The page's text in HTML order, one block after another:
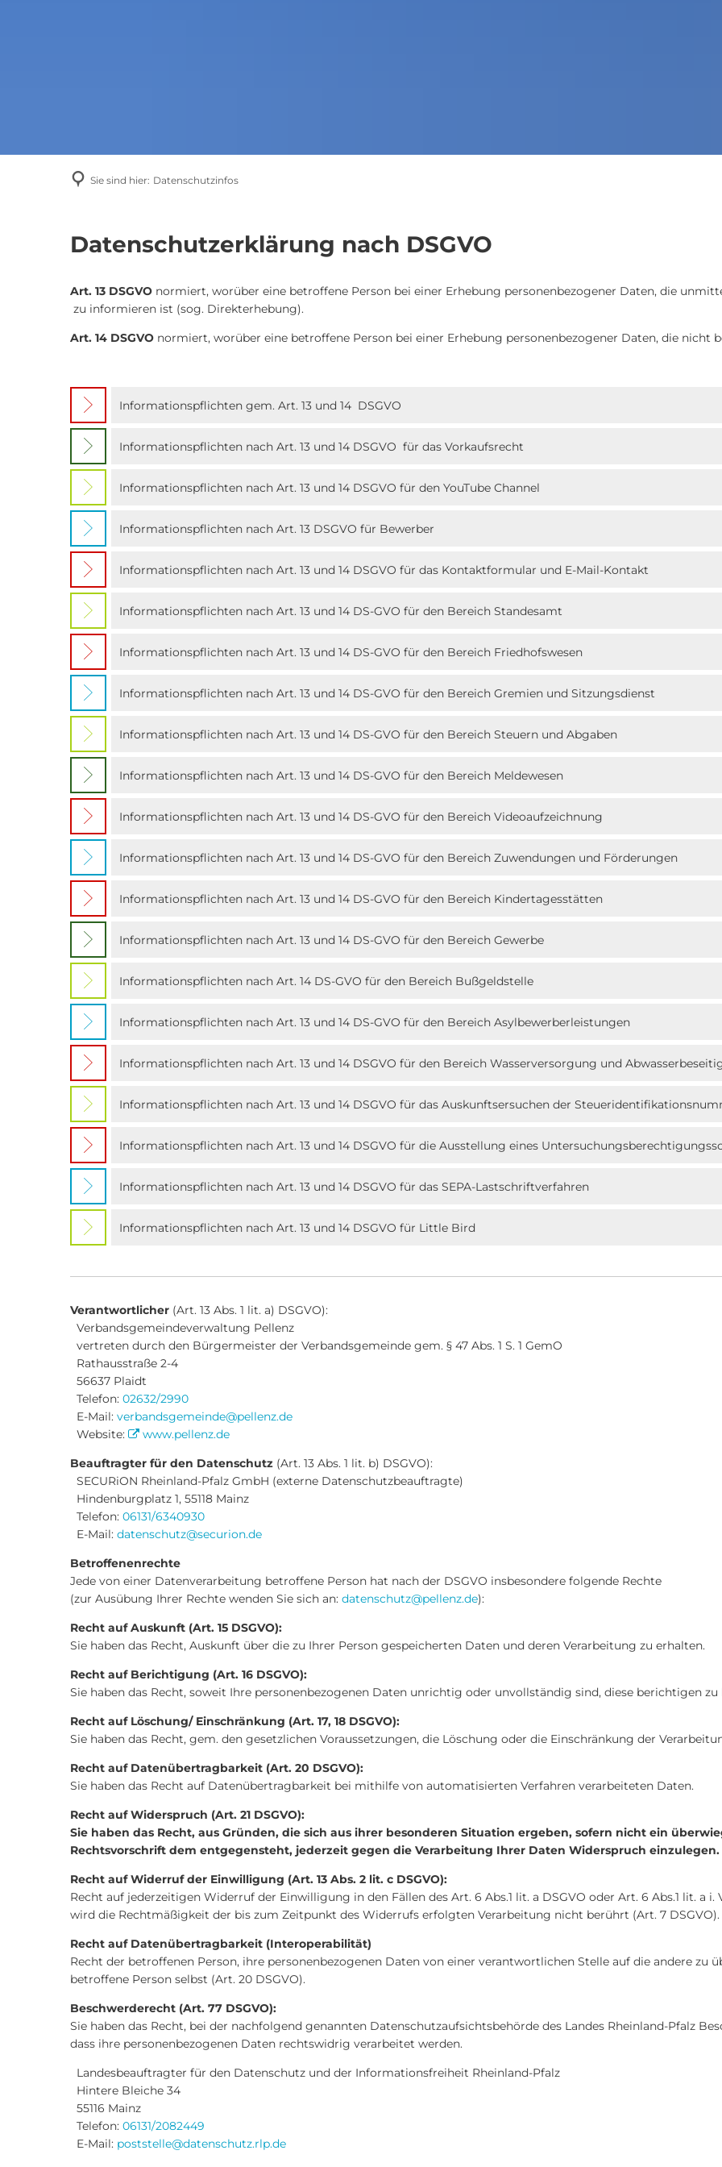
Sie sind hier: Datenschutzinfos
Datenschutzinfos
Datenschutzerklärung nach DSGVO
Art. 13 DSGVO normiert, worüber eine betroffene Person bei einer Erhebung personenbezogener
zu informieren ist (sog. Direkterhebung).
Art. 14 DSGVO normiert, worüber eine betroffene Person bei einer Erhebung personenbezogener Daten, die nicht
Informationspflichten gem. Art. 13 und 14 DSGVO
Informationspflichten nach Art. 13 und 14 DSGVO für das Vorkaufsrecht
Informationspflichten nach Art. 13 und 14 DSGVO für den YouTube Channel
Informationspflichten nach Art. 13 DSGVO für Bewerber
Informationspflichten nach Art. 13 und 14 DSGVO für das Kontaktformular und E-Mail-Kontakt
Informationspflichten nach Art. 13 und 14 DS-GVO für den Bereich Standesamt
Informationspflichten nach Art. 13 und 14 DS-GVO für den Bereich Friedhofswesen
Informationspflichten nach Art. 13 und 14 DS-GVO für den Bereich Gremien und Sitzungsdienst
Informationspflichten nach Art. 13 und 14 DS-GVO für den Bereich Steuern und Abgaben
Informationspflichten nach Art. 13 und 14 DS-GVO für den Bereich Meldewesen
Informationspflichten nach Art. 13 und 14 DS-GVO für den Bereich Videoaufzeichnung
Informationspflichten nach Art. 13 und 14 DS-GVO für den Bereich Zuwendungen und Förderungen
Informationspflichten nach Art. 13 und 14 DS-GVO für den Bereich Kindertagesstätten
Informationspflichten nach Art. 13 und 14 DS-GVO für den Bereich Gewerbe
Informationspflichten nach Art. 14 DS-GVO für den Bereich Bußgeldstelle
Informationspflichten nach Art. 13 und 14 DS-GVO für den Bereich Asylbewerberleistungen
Informationspflichten nach Art. 13 und 14 DSGVO für den Bereich Wasserversorgung und
Informationspflichten nach Art. 13 und 14 DSGVO für das Auskunftsersuchen der
Informationspflichten nach Art. 13 und 14 DSGVO für die Ausstellung eines
Informationspflichten nach Art. 13 und 14 DSGVO für das SEPA-Lastschriftverfahren
Informationspflichten nach Art. 13 und 14 DSGVO für Little Bird
Verantwortlicher (Art. 13 Abs. 1 lit. a) DSGVO):
Verbandsgemeindeverwaltung Pellenz
vertreten durch den Bürgermeister der Verbandsgemeinde gem. § 47 Abs. 1 S. 1 GemO
Rathausstraße 2-4
56637 Plaidt
Telefon: 02632/2990
E-Mail: verbandsgemeinde@pellenz.de
Website:
www.pellenz.de
Beauftragter für den Datenschutz (Art. 13 Abs. 1 lit. b) DSGVO):
SECURiON Rheinland-Pfalz GmbH (externe Datenschutzbeauftragte)
Hindenburgplatz 1, 55118 Mainz
Telefon: 06131/6340930
E-Mail: datenschutz@securion.de
Betroffenenrechte
Jede von einer Datenverarbeitung betroffene Person hat nach der DSGVO insbesondere folgende Rechte
(zur Ausübung Ihrer Rechte wenden Sie sich an: datenschutz@pellenz.de):
Recht auf Auskunft (Art. 15 DSGVO):
Sie haben das Recht, Auskunft über die zu Ihrer Person gespeicherten Daten und deren Verarbeitung zu erhalten.
Recht auf Berichtigung (Art. 16 DSGVO):
Sie haben das Recht, soweit Ihre personenbezogenen Daten unrichtig oder unvollständig sind, diese berichtigen zu
Recht auf Löschung/ Einschränkung (Art. 17, 18 DSGVO):
Sie haben das Recht, gem. den gesetzlichen Voraussetzungen, die Löschung oder die Einschränkung der
Recht auf Datenübertragbarkeit (Art. 20 DSGVO):
Sie haben das Recht auf Datenübertragbarkeit bei mithilfe von automatisierten Verfahren verarbeiteten Daten.
Recht auf Widerspruch (Art. 21 DSGVO):
Sie haben das Recht, aus Gründen, die sich aus ihrer besonderen Situation ergeben, sofern nicht ein
Rechtsvorschrift dem entgegensteht, jederzeit gegen die Verarbeitung Ihrer Daten Widerspruch einzulegen.
Recht auf Widerruf der Einwilligung (Art. 13 Abs. 2 lit. c DSGVO):
Recht auf jederzeitigen Widerruf der Einwilligung in den Fällen des Art. 6 Abs.1 lit. a DSGVO oder Art. 6 Abs.1 lit. a
wird die Rechtmäßigkeit der bis zum Zeitpunkt des Widerrufs erfolgten Verarbeitung nicht berührt (Art. 7 DSGVO).
Recht auf Datenübertragbarkeit (Interoperabilität)
Recht der betroffenen Person, ihre personenbezogenen Daten von einer verantwortlichen Stelle auf die andere zu
betroffene Person selbst (Art. 20 DSGVO).
Beschwerderecht (Art. 77 DSGVO):
Sie haben das Recht, bei der nachfolgend genannten Datenschutzaufsichtsbehörde des Landes Rheinland-Pfalz
dass ihre personenbezogenen Daten rechtswidrig verarbeitet werden.
Landesbeauftragter für den Datenschutz und der Informationsfreiheit Rheinland-Pfalz
Hintere Bleiche 34
55116 Mainz
Telefon: 06131/2082449
E-Mail: poststelle@datenschutz.rlp.de